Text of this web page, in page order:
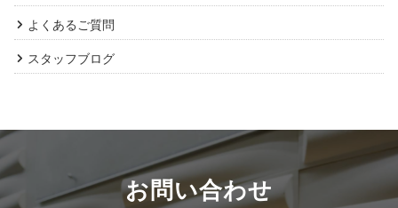
よくあるご質問
スタッフブログ
お問い合わせ